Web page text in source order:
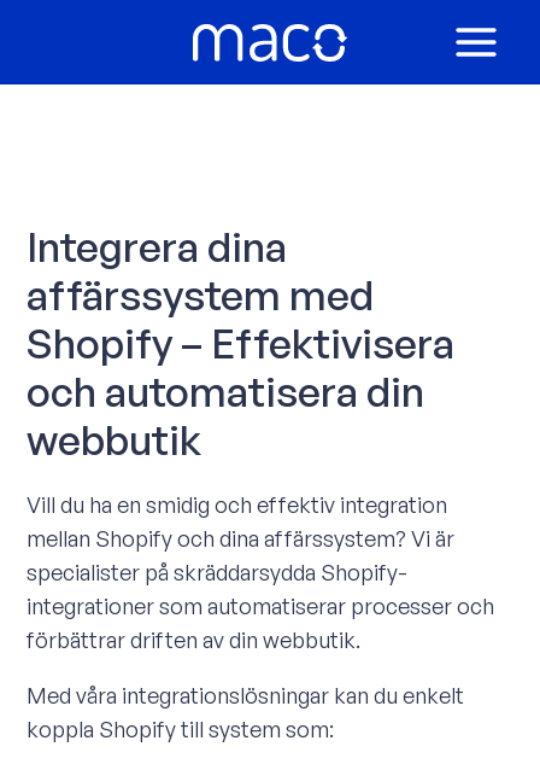
innehåll
MAIN
Integrera dina
affärssystem med
Shopify – Effektivisera
och automatisera din
webbutik
Vill du ha en smidig och effektiv integration
mellan Shopify och dina affärssystem? Vi är
specialister på skräddarsydda Shopify-
integrationer som automatiserar processer och
förbättrar driften av din webbutik.
Med våra integrationslösningar kan du enkelt
koppla Shopify till system som: